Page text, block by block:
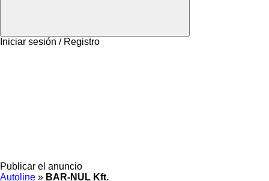
Iniciar sesión / Registro
Publicar el anuncio
Autoline » BAR-NUL Kft.